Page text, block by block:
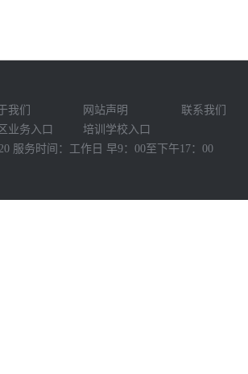
我们 网站声明
联系我们
业务入口
培训学校入口
服务时间：工作日 早9：00至下午17：00